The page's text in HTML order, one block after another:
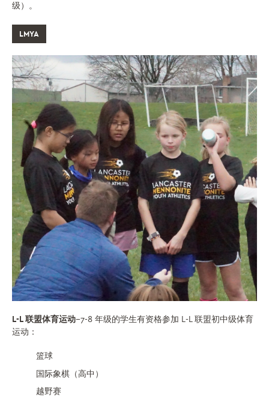
级）。
LMYA
L-L 联盟体育运动--7-8 年级的学生有资格参加 L-L 联盟初中级体育
运动：
篮球
国际象棋（高中）
越野赛